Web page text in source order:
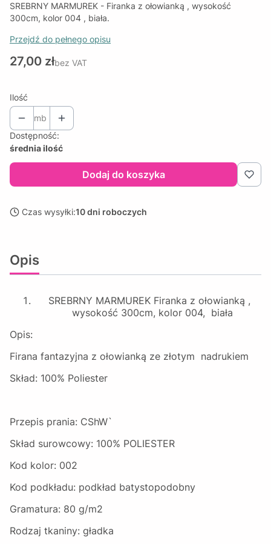
SREBRNY MARMUREK - Firanka z ołowianką , wysokość
300cm, kolor 004 , biała.
Przejdź do pełnego opisu
Cena
27,00 złbez VAT
Ilość
mb
Dostępność:
średnia ilość
Dodaj do koszyka
Czas wysyłki:10 dni roboczych
Opis
SREBRNY MARMUREK Firanka z ołowianką ,
wysokość 300cm, kolor 004, biała
Opis:
Firana fantazyjna z ołowianką ze złotym nadrukiem
Skład: 100% Poliester
Przepis prania: CShW`
Skład surowcowy: 100% POLIESTER
Kod kolor: 002
Kod podkładu: podkład batystopodobny
Gramatura: 80 g/m2
Rodzaj tkaniny: gładka